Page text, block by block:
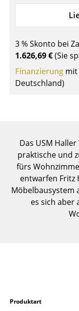
Kindertische
Gartentische
Servierwagen
... alle Tische
Bücherregale
Wandregale
Sideboards &
TV Möbel
Einzelteile
3 % Skonto bei
1.626,69 €(Sie
Finanzierung mit
Deutschland)
Das USM
praktische und
fürs
entwarfen Fritz
Möbelbausystem
es sich aber
Produktart